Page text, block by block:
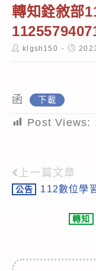
轉知銓敘部
Postklgsh150
Post
函 下載
Post Views:
Read
more
上一篇文章
公告 112數位學
轉知